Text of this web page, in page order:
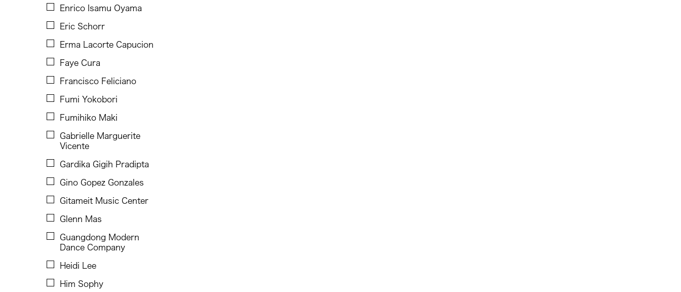
Him Sophy
Hiyas Hila
Ho Meng Chuan
Hou Ying
Hsieh Yu-Wei
Inta Inc.
Jason Howard
Jenibel Paray
Jennifer Wen Ma
Jin Xing
JK Anicoche
Joned Suryatmoko
Jose Maceda
Josefina Estrella
Enrico Isamu Oyama
Eric Schorr
Erma Lacorte Capucion
Faye Cura
Francisco Feliciano
Fumi Yokobori
Fumihiko Maki
Gabrielle Marguerite
Vicente
Gardika Gigih Pradipta
Gino Gopez Gonzales
Gitameit Music Center
Glenn Mas
Guangdong Modern
Dance Company
Heidi Lee
Him Sophy